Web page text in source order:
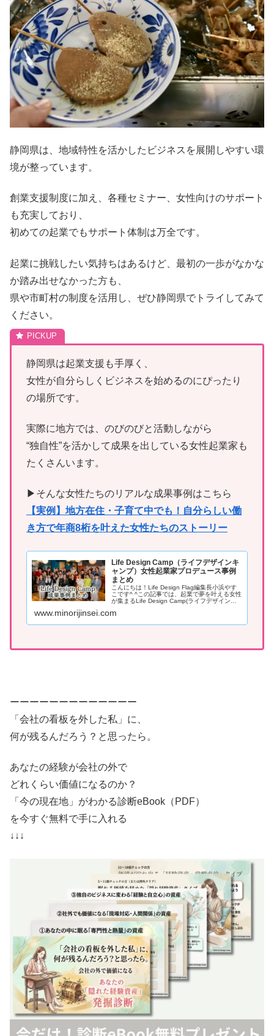
静岡県は、地域特性を活かしたビジネスを展開しやすい環
境が整っています。
創業支援制度に加え、各種セミナー、女性向けのサポート
も充実しており、
初めての起業でもサポート体制は万全です。
起業に挑戦したい気持ちはあるけど、最初の一歩がなかな
か踏み出せなかった方も、
県や市町村の制度を活用し、ぜひ静岡県でトライしてみて
ください。
静岡県は起業支援も手厚く、
女性が自分らしくビジネスを始めるのにぴったり
の場所です。
実際に地方では、のびのびと活動しながら
“独自性”を活かして成果を出している女性起業家も
たくさんいます。
▶そんな女性たちのリアルな成果事例はこちら
【実例】地方在住・子育て中でも！自分らしい働
き方で年商8桁を叶えた女性たちのストーリー
Life Design Camp（ライフデザインキ
ャンプ）女性起業家プロデュース事例
まとめ
こんにちは！Life Design Flag編集長小浜やす
こです^ ^この記事では、起業で夢を叶える女性
が集まるLife Design Camp(ライフデザインキ
クをまとめています。Life De...
www.minorijinsei.com
ーーーーーーーーーーーーー
「会社の看板を外した私」に、
何が残るんだろう？と思ったら。
あなたの経験が会社の外で
どれくらい価値になるのか？
「今の現在地」がわかる診断eBook（PDF）
を今すぐ無料で手に入れる
↓↓↓